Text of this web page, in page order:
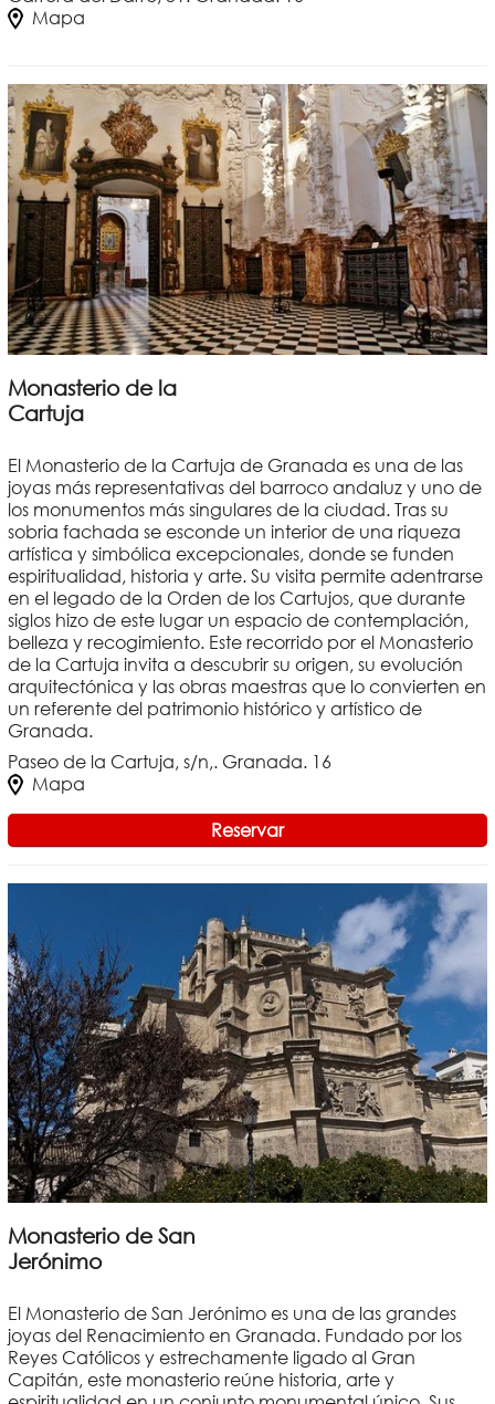
Mapa
Monasterio de la
Cartuja
El Monasterio de la Cartuja de Granada es una de las
joyas más representativas del barroco andaluz y uno de
los monumentos más singulares de la ciudad. Tras su
sobria fachada se esconde un interior de una riqueza
artística y simbólica excepcionales, donde se funden
espiritualidad, historia y arte. Su visita permite adentrarse
en el legado de la Orden de los Cartujos, que durante
siglos hizo de este lugar un espacio de contemplación,
belleza y recogimiento. Este recorrido por el Monasterio
de la Cartuja invita a descubrir su origen, su evolución
arquitectónica y las obras maestras que lo convierten en
un referente del patrimonio histórico y artístico de
Granada.
Paseo de la Cartuja, s/n,. Granada. 16
Mapa
Reservar
Monasterio de San
Jerónimo
El Monasterio de San Jerónimo es una de las grandes
joyas del Renacimiento en Granada. Fundado por los
Reyes Católicos y estrechamente ligado al Gran
Capitán, este monasterio reúne historia, arte y